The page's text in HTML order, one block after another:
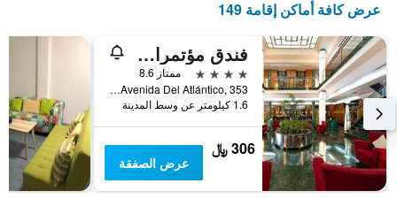
الذي
أيام
الأسبوع.
يتضمن
المخطط
التالي
1
محور
Y
عرض كافة أماكن إقامة 149
فندق مؤتمرات ورجال أعمال إلبا فيثينداريو آيروبويرتو
4 نجوم
ممتاز 8.6
Avenida Del Atlántico, 353, فيسينداريو, كناريا الكبرى, أسبانيا
1.6 كيلومتر عن وسط المدينة
306 ﷼
عرض الصفقة